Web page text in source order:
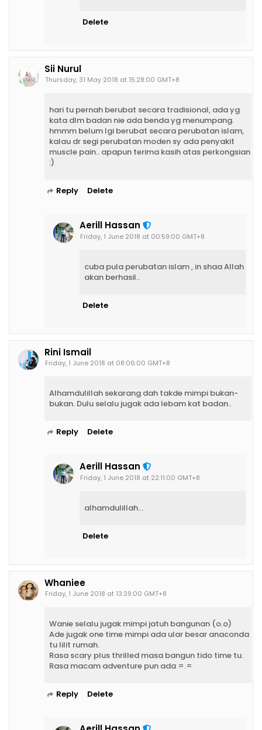
Delete
Sii Nurul
Thursday, 31 May 2018 at 15:28:00 GMT+8
hari tu pernah berubat secara tradisional, ada yg
kata dlm badan nie ada benda yg menumpang.
hmmm belum lgi berubat secara perubatan islam,
kalau dr segi perubatan moden sy ada penyakit
muscle pain.. apapun terima kasih atas perkongsian
:)
Reply Delete
Aerill Hassan
Friday, 1 June 2018 at 00:59:00 GMT+8
cuba pula perubatan islam , in shaa Allah
akan berhasil..
Delete
Rini Ismail
Friday, 1 June 2018 at 08:06:00 GMT+8
Alhamdulillah sekarang dah takde mimpi bukan-
bukan. Dulu selalu jugak ada lebam kat badan..
Reply Delete
Aerill Hassan
Friday, 1 June 2018 at 22:11:00 GMT+8
alhamdulillah...
Delete
Whaniee
Friday, 1 June 2018 at 13:39:00 GMT+8
Wanie selalu jugak mimpi jatuh bangunan (o.o)
Ade jugak one time mimpi ada ular besar anaconda
tu lilit rumah.
Rasa scary plus thrilled masa bangun tido time tu.
Rasa macam adventure pun ada =.=
Reply Delete